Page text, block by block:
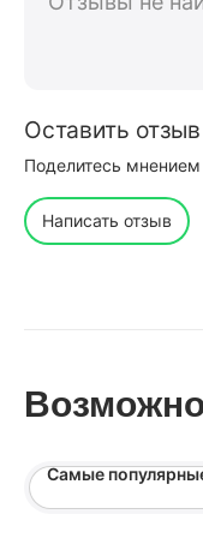
Оставить
Поделитесь
Написать отзыв
Самые